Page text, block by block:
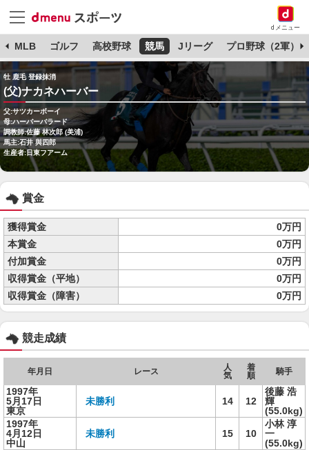
dメニュー
MLB ゴルフ 高校野球 競馬 Jリーグ プロ野球（2軍）
牡 鹿毛 登録抹消
(父)ナカネハーバー
父:サツカーボーイ
母:ハーバーバラード
調教師:佐藤 林次郎 (美浦)
馬主:石井 與四郎
生産者:日東フアーム
賞金
獲得賞金
0万円
本賞金
0万円
付加賞金
0万円
収得賞金（平地）
0万円
収得賞金（障害）
0万円
競走成績
年月日 レース
人
気
着
順
騎手
1997年
5月17日
東京
未勝利 14 12
後藤 浩
輝
(55.0kg)
1997年
4月12日
中山
未勝利 15 10
小林 淳
一
(55.0kg)